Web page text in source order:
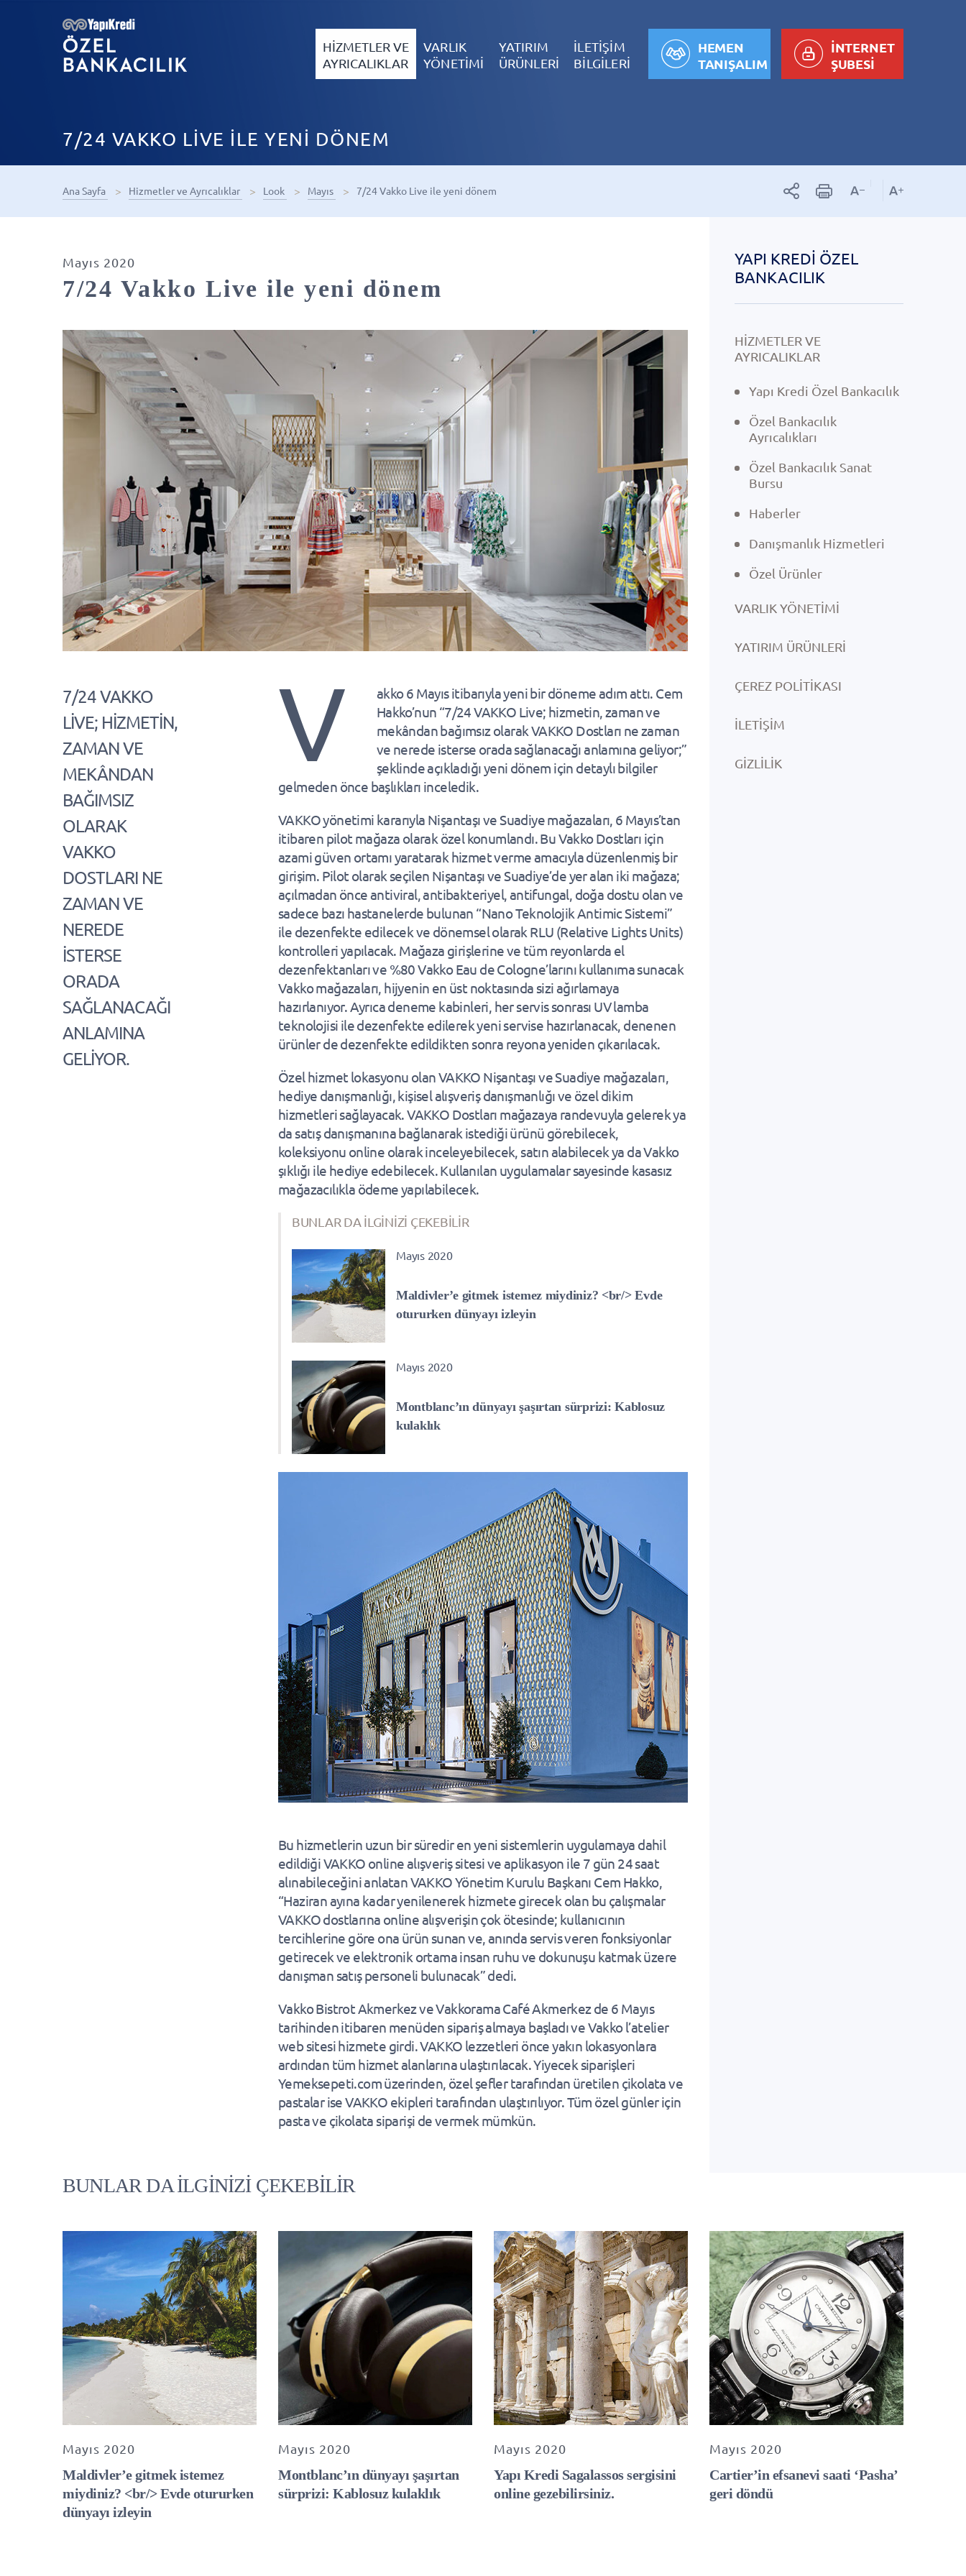
HİZMETLER VE
AYRICALIKLAR
VARLIK
YÖNETİMİ
YATIRIM
ÜRÜNLERİ
İLETİŞİM
BİLGİLERİ
İNTERNET
ŞUBESİ
HEMEN
TANIŞALIM
7/24 VAKKO LİVE İLE YENİ DÖNEM
Ana Sayfa Hizmetler ve Ayrıcalıklar Look Mayıs 7/24 Vakko Live ile yeni dönem
Mayıs 2020
7/24 Vakko Live ile yeni dönem
7/24 VAKKO
LİVE; HİZMETİN,
ZAMAN VE
MEKÂNDAN
BAĞIMSIZ
OLARAK
VAKKO
DOSTLARI NE
ZAMAN VE
NEREDE
İSTERSE
ORADA
SAĞLANACAĞI
ANLAMINA
GELİYOR.
V
akko 6 Mayıs itibarıyla yeni bir döneme adım attı. Cem
Hakko’nun “7/24 VAKKO Live; hizmetin, zaman ve
mekândan bağımsız olarak VAKKO Dostları ne zaman
ve nerede isterse orada sağlanacağı anlamına geliyor;”
şeklinde açıkladığı yeni dönem için detaylı bilgiler
gelmeden önce başlıkları inceledik.
VAKKO yönetimi kararıyla Nişantaşı ve Suadiye mağazaları, 6 Mayıs’tan
itibaren pilot mağaza olarak özel konumlandı. Bu Vakko Dostları için
azami güven ortamı yaratarak hizmet verme amacıyla düzenlenmiş bir
girişim. Pilot olarak seçilen Nişantaşı ve Suadiye’de yer alan iki mağaza;
açılmadan önce antiviral, antibakteriyel, antifungal, doğa dostu olan ve
sadece bazı hastanelerde bulunan “Nano Teknolojik Antimic Sistemi”
ile dezenfekte edilecek ve dönemsel olarak RLU (Relative Lights Units)
kontrolleri yapılacak. Mağaza girişlerine ve tüm reyonlarda el
dezenfektanları ve %80 Vakko Eau de Cologne’larını kullanıma sunacak
Vakko mağazaları, hijyenin en üst noktasında sizi ağırlamaya
hazırlanıyor. Ayrıca deneme kabinleri, her servis sonrası UV lamba
teknolojisi ile dezenfekte edilerek yeni servise hazırlanacak, denenen
ürünler de dezenfekte edildikten sonra reyona yeniden çıkarılacak.
Özel hizmet lokasyonu olan VAKKO Nişantaşı ve Suadiye mağazaları,
hediye danışmanlığı, kişisel alışveriş danışmanlığı ve özel dikim
hizmetleri sağlayacak. VAKKO Dostları mağazaya randevuyla gelerek ya
da satış danışmanına bağlanarak istediği ürünü görebilecek,
koleksiyonu online olarak inceleyebilecek, satın alabilecek ya da Vakko
şıklığı ile hediye edebilecek. Kullanılan uygulamalar sayesinde kasasız
mağazacılıkla ödeme yapılabilecek.
BUNLAR DA İLGİNİZİ ÇEKEBİLİR
Mayıs 2020
Maldivler’e gitmek istemez miydiniz? <br/> Evde
otururken dünyayı izleyin
Mayıs 2020
Montblanc’ın dünyayı şaşırtan sürprizi: Kablosuz
kulaklık
Bu hizmetlerin uzun bir süredir en yeni sistemlerin uygulamaya dahil
edildiği VAKKO online alışveriş sitesi ve aplikasyon ile 7 gün 24 saat
alınabileceğini anlatan VAKKO Yönetim Kurulu Başkanı Cem Hakko,
“Haziran ayına kadar yenilenerek hizmete girecek olan bu çalışmalar
VAKKO dostlarına online alışverişin çok ötesinde; kullanıcının
tercihlerine göre ona ürün sunan ve, anında servis veren fonksiyonlar
getirecek ve elektronik ortama insan ruhu ve dokunuşu katmak üzere
danışman satış personeli bulunacak” dedi.
Vakko Bistrot Akmerkez ve Vakkorama Café Akmerkez de 6 Mayıs
tarihinden itibaren menüden sipariş almaya başladı ve Vakko l’atelier
web sitesi hizmete girdi. VAKKO lezzetleri önce yakın lokasyonlara
ardından tüm hizmet alanlarına ulaştırılacak. Yiyecek siparişleri
Yemeksepeti.com üzerinden, özel şefler tarafından üretilen çikolata ve
pastalar ise VAKKO ekipleri tarafından ulaştırılıyor. Tüm özel günler için
pasta ve çikolata siparişi de vermek mümkün.
BUNLAR DA İLGİNİZİ ÇEKEBİLİR
Mayıs 2020
Maldivler’e gitmek istemez
miydiniz? <br/> Evde otururken
dünyayı izleyin
Mayıs 2020
Montblanc’ın dünyayı şaşırtan
sürprizi: Kablosuz kulaklık
Mayıs 2020
Yapı Kredi Sagalassos sergisini
online gezebilirsiniz.
Mayıs 2020
Cartier’in efsanevi saati ‘Pasha’
geri döndü
YAPI KREDI ÖZEL
BANKACILIK
HİZMETLER VE
AYRICALIKLAR
Yapı Kredi Özel Bankacılık
Özel Bankacılık
Ayrıcalıkları
Özel Bankacılık Sanat
Bursu
Haberler
Danışmanlık Hizmetleri
Özel Ürünler
VARLIK YÖNETIMI
YATIRIM ÜRÜNLERI
ÇEREZ POLITIKASI
İLETIŞIM
GIZLILIK